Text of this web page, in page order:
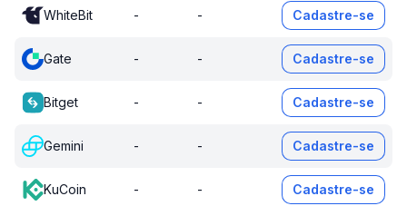
WhiteBit - - Cadastre-se
Gate - - Cadastre-se
Bitget - - Cadastre-se
Gemini - - Cadastre-se
KuCoin - - Cadastre-se